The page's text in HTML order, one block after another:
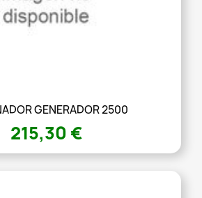
GENERADOR 2500
215,30 €